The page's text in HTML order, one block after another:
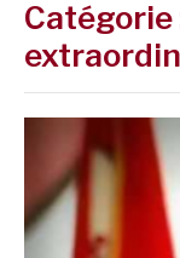
Catégorie